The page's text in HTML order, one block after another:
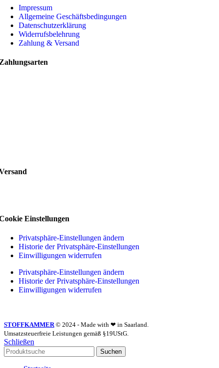
Impressum
Allgemeine Geschäftsbedingungen
Datenschutzerklärung
Widerrufsbelehrung
Zahlung & Versand
Einstellungen
Privatsphäre-Einstellungen ändern
Historie der Privatsphäre-Einstellungen
Einwilligungen widerrufen
Privatsphäre-Einstellungen ändern
Historie der Privatsphäre-Einstellungen
Einwilligungen widerrufen
STOFFKAMMER© 2024 - Made with ❤ in Saarland.
Umsatzsteuerfreie Leistungen gemäß §19UStG.
Schließen
Suchen